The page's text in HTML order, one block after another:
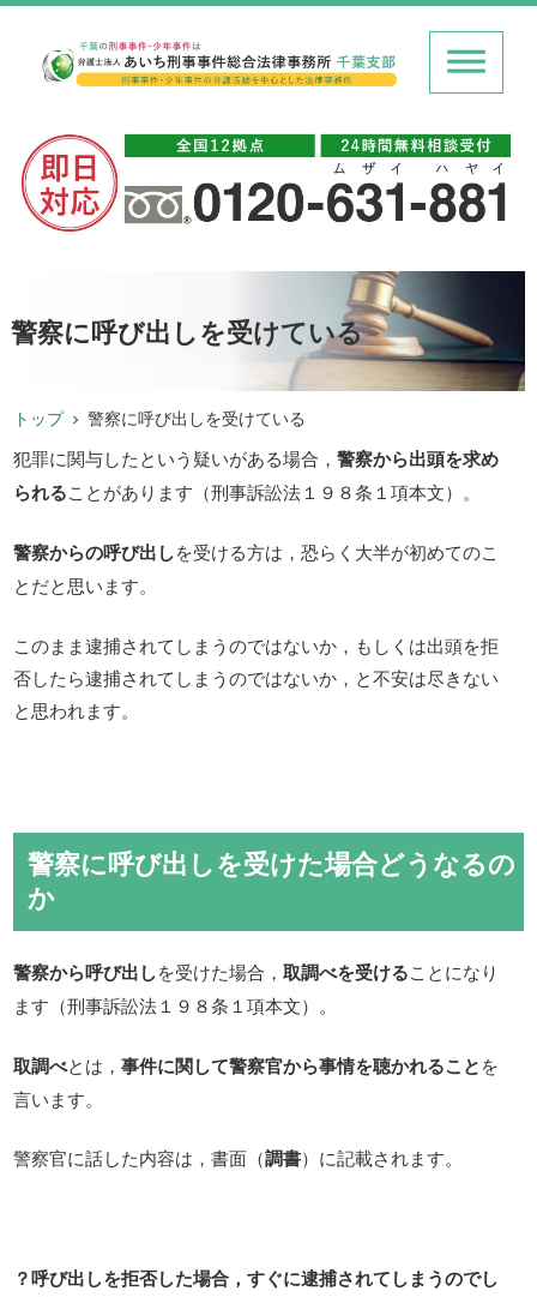
警察に呼び出しを受けている
トップ 警察に呼び出しを受けている
犯罪に関与したという疑いがある場合，警察から出頭を求め
られることがあります（刑事訴訟法１９８条１項本文）。
警察からの呼び出しを受ける方は，恐らく大半が初めてのこ
とだと思います。
このまま逮捕されてしまうのではないか，もしくは出頭を拒
否したら逮捕されてしまうのではないか，と不安は尽きない
と思われます。
警察に呼び出しを受けた場合どうなるの
か
警察から呼び出しを受けた場合，取調べを受けることになり
ます（刑事訴訟法１９８条１項本文）。
取調べとは，事件に関して警察官から事情を聴かれることを
言います。
警察官に話した内容は，書面（調書）に記載されます。
？呼び出しを拒否した場合，すぐに逮捕されてしまうのでし